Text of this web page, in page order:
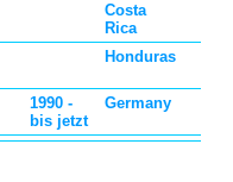
Costa
Rica
Honduras
1990 -
bis jetzt
Germany